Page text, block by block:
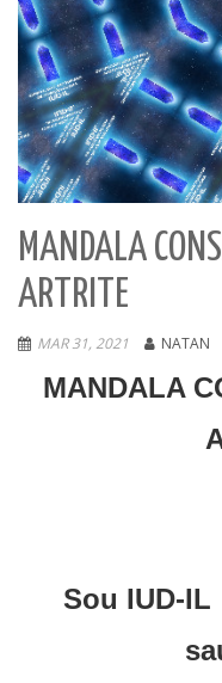
MANDALA
ARTRITE
MAR 31, 2021 NATAN
MANDALA
Sou IUD-